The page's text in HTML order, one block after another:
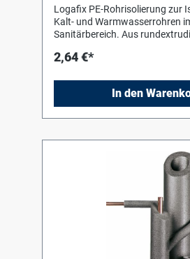
Logafix PE-Rohrisolierung zur
Kalt- und Warmwasserrohren
Sanitärbereich. Aus
alterungsbeständig und
2,64 €*
In den